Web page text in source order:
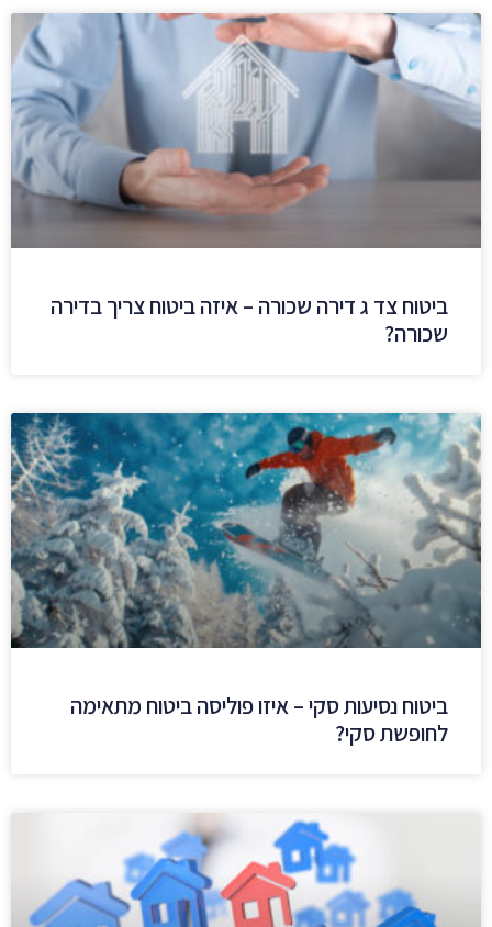
ביטוח צד ג דירה שכורה – איזה ביטוח צריך בדירה
שכורה?
ביטוח נסיעות סקי – איזו פוליסה ביטוח מתאימה
לחופשת סקי?